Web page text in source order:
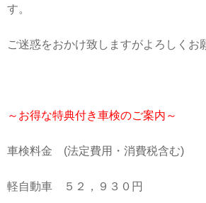
す。
ご迷惑をおかけ致しますがよろしくお
～お得な特典付き車検のご案内～
車検料金 (法定費用・消費税含む)
軽自動車 ５２，９３０円